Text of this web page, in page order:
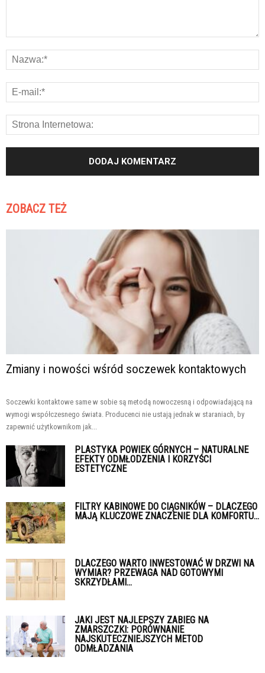
ZOBACZ TEŻ
Zmiany i nowości wśród soczewek kontaktowych
Soczewki kontaktowe same w sobie są metodą nowoczesną i odpowiadającą na
wymogi współczesnego świata. Producenci nie ustają jednak w staraniach, by
zapewnić użytkownikom jak...
PLASTYKA POWIEK GÓRNYCH – NATURALNE
EFEKTY ODMŁODZENIA I KORZYŚCI
ESTETYCZNE
FILTRY KABINOWE DO CIĄGNIKÓW – DLACZEGO
MAJĄ KLUCZOWE ZNACZENIE DLA KOMFORTU...
DLACZEGO WARTO INWESTOWAĆ W DRZWI NA
WYMIAR? PRZEWAGA NAD GOTOWYMI
SKRZYDŁAMI...
JAKI JEST NAJLEPSZY ZABIEG NA
ZMARSZCZKI: PORÓWNANIE
NAJSKUTECZNIEJSZYCH METOD
ODMŁADZANIA